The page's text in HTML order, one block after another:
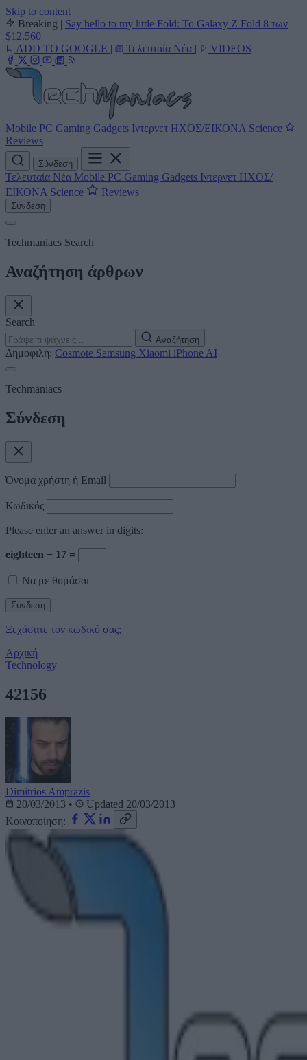
Skip to content
Breaking | Say hello to my little Fold: Το Galaxy Z Fold 8 των
$12.560
ADD TO GOOGLE | Τελευταία Νέα | VIDEOS
Mobile PC Gaming Gadgets Ιντερνετ ΗΧΟΣ/ΕΙΚΟΝΑ Science
Reviews
Σύνδεση
Τελευταία Νέα Mobile PC Gaming Gadgets Ιντερνετ ΗΧΟΣ/
ΕΙΚΟΝΑ Science Reviews
Σύνδεση
Techmaniacs Search
Αναζήτηση άρθρων
Search
Αναζήτηση
Δημοφιλή: Cosmote Samsung Xiaomi iPhone AI
Techmaniacs
Σύνδεση
Όνομα χρήστη ή Email
Κωδικός
Please enter an answer in digits:
eighteen − 17 =
Να με θυμάσαι
Ξεχάσατε τον κωδικό σας;
Αρχική
Technology
42156
Dimitrios Amprazis
20/03/2013 •
Updated 20/03/2013
Κοινοποίηση: